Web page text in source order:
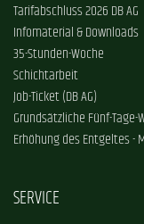
Tarifabschluss 2026 DB AG
Infomaterial & Downloads
35-Stunden-Woche
Schichtarbeit
Job-Ticket (DB AG)
Grundsätzliche Fünf-Tage-
Erhöhung des Entgeltes -
SERVICE